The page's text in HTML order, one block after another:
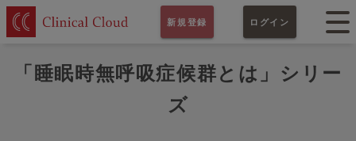
新規登録 ログイン
「睡眠時無呼吸症候群とは」シリー
ズ